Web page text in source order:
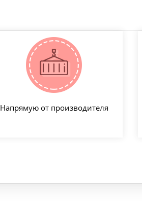
Напрямую от производителя